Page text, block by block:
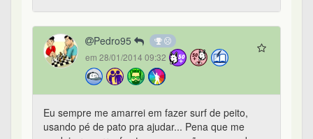
Pedro95
em 28/01/2014 09:32
Eu sempre me amarrei em fazer surf de peito,
usando pé de pato pra ajudar... Pena que me